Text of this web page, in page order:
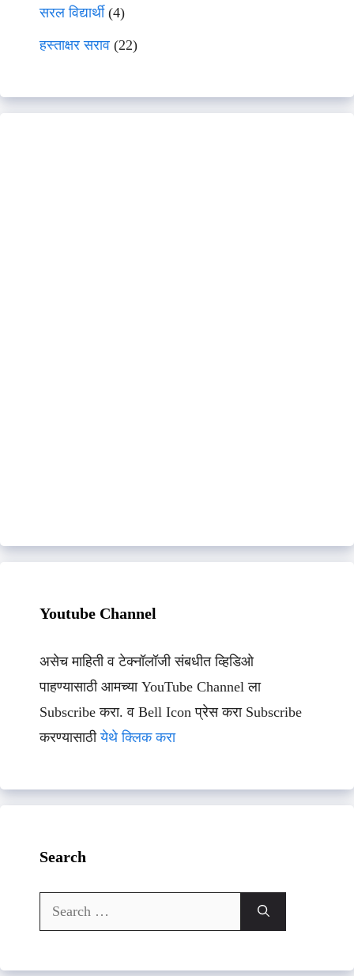
सरल विद्यार्थी(4)
हस्ताक्षर सराव (22)
Youtube Channel
असेच माहिती व टेक्नॉलॉजी संबधीत व्हिडिओ
पाहण्यासाठी आमच्या YouTube Channel ला
Subscribe करा. व Bell Icon प्रेस करा Subscribe
करण्यासाठीयेथे क्लिक करा
Search
Search
for: